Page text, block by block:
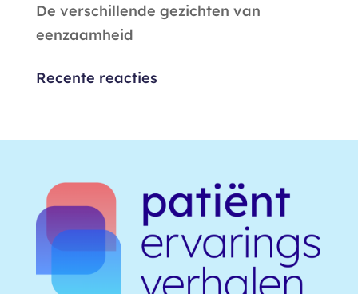
De verschillende gezichten van
eenzaamheid
Recente reacties